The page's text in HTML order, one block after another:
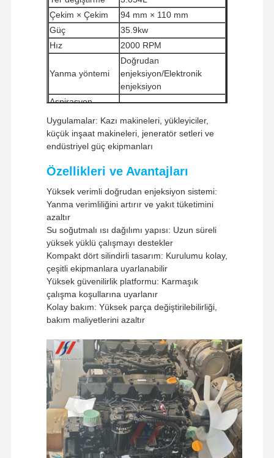
Evde Ürün VR Gösterisi Hakkımızda
Çekim × Çekim
94 mm × 110 mm
Güç
35.9kw
Hız
2000 RPM
Yanma yöntemi
Doğrudan
enjeksiyon/Elektronik
enjeksiyon
Aspirasyon
Net Ağırlık
245kg
Asgari Sipariş
1 parça
Ödeme
Western Union, T/T
Nakliye
yöntemleri
UPS / DHL / EMS / TNT /
Uygulamalar: Kazı makineleri, yükleyiciler,
küçük inşaat makineleri, jeneratör setleri ve
endüstriyel güç ekipmanları
Özellikleri ve Avantajları
Yüksek verimli doğrudan enjeksiyon sistemi:
Yanma verimliliğini artırır ve yakıt tüketimini
azaltır
Su soğutmalı ısı dağılımı yapısı: Uzun süreli
yüksek yüklü çalışmayı destekler
Kompakt dört silindirli tasarım: Kurulumu kolay,
çeşitli ekipmanlara uyarlanabilir
Yüksek güvenilirlik platformu: Karmaşık
çalışma koşullarına uyarlanır
Kolay bakım: Yüksek parça değiştirilebilirliği,
bakım maliyetlerini azaltır